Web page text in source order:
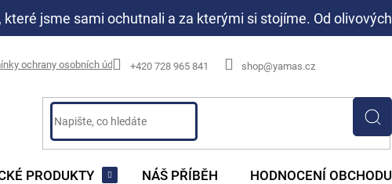
jsme sami ochutnali a za kterými si stojíme. Od
+420 728 965 841 shop@yamas.cz
ochrany osobních údajů
PRODUKTY NÁŠ PŘÍBĚH HODNOCENÍ OBCHODU